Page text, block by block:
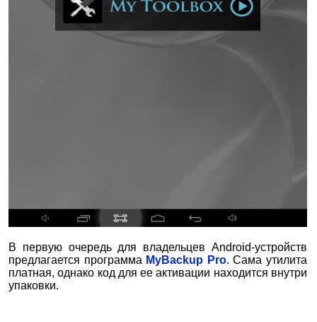
В первую очередь для владельцев Android-устройств
предлагается программа MyBackup Pro. Сама утилита
платная, однако код для ее активации находится внутри
упаковки.